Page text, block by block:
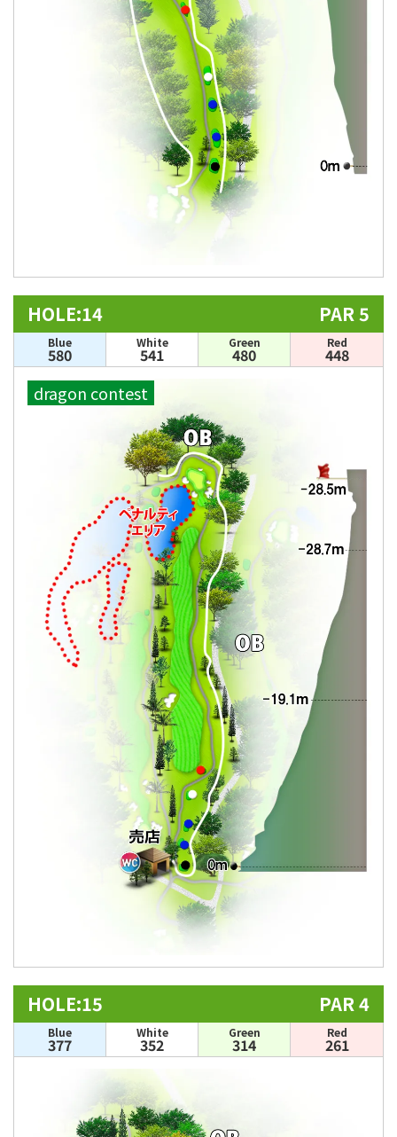
HOLE:14 PAR 5
Blue
580
White
541
Green
480
Red
448
dragon contest
HOLE:15 PAR 4
Blue
377
White
352
Green
314
Red
261